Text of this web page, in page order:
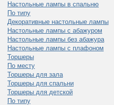
Настольные лампы в спальню
По типу
Декоративные настольные лампы
Настольные лампы с абажуром
Настольные лампы без абажура
Настольные лампы с плафоном
Торшеры
По месту
Торшеры для зала
Торшеры для спальни
Торшеры для детской
По типу